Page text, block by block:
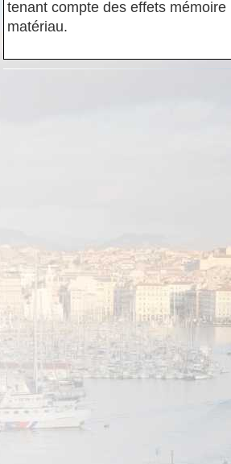
tenant compte des effets
matériau.